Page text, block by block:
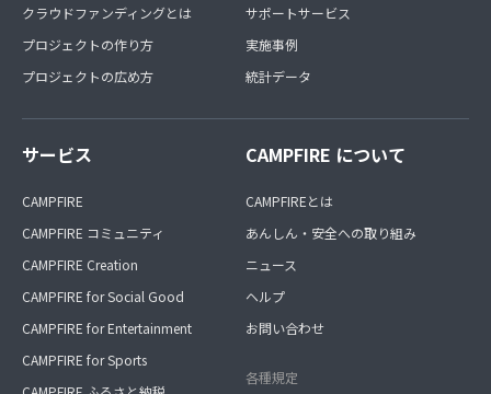
クラウドファンディングとは
プロジェクトの作り方
プロジェクトの広め方
サポートサービス
実施事例
統計データ
サービス
CAMPFIRE
CAMPFIRE コミュニティ
CAMPFIRE Creation
CAMPFIRE for Social Good
CAMPFIRE for Entertainment
CAMPFIRE for Sports
CAMPFIRE について
CAMPFIREとは
あんしん・安全への取り組み
ニュース
ヘルプ
お問い合わせ
各種規定